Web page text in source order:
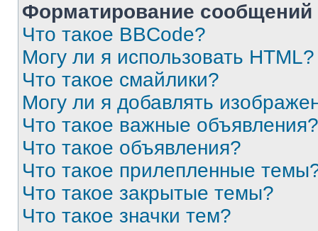
Форматирование
Что такое BBCode?
Могу ли я использовать HTML?
Что такое смайлики?
Могу ли я добавлять
Что такое важные объявления?
Что такое объявления?
Что такое прилепленные
Что такое закрытые темы?
Что такое значки тем?